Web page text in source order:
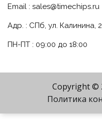
Email : sales@timechips.ru
Адр. : СПб, ул. Калинина,
ПН-ПТ : 09:00 до 18:00
Copyright ©
Политика